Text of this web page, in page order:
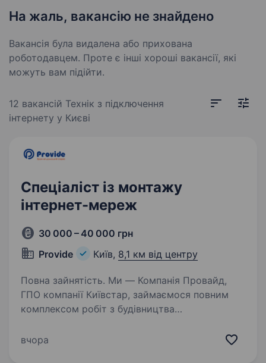
На жаль, вакансію не знайдено
Вакансія була видалена або прихована
роботодавцем. Проте є інші хороші вакансії, які
можуть вам підійти.
12 вакансій Технік з підключення
інтернету у Києві
Спеціаліст із монтажу
інтернет-мереж
30 000 – 40 000 грн
Provide
Київ, 8,1 км від центру
Повна зайнятість. Ми — Компанія Провайд,
ГПО компанії Київстар, займаємося повним
комплексом робіт з будівництва
«Домашній інтернет» Компанії Київстар.
вчора